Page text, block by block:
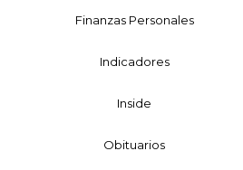
Finanzas Personales
Indicadores
Inside
Obituarios